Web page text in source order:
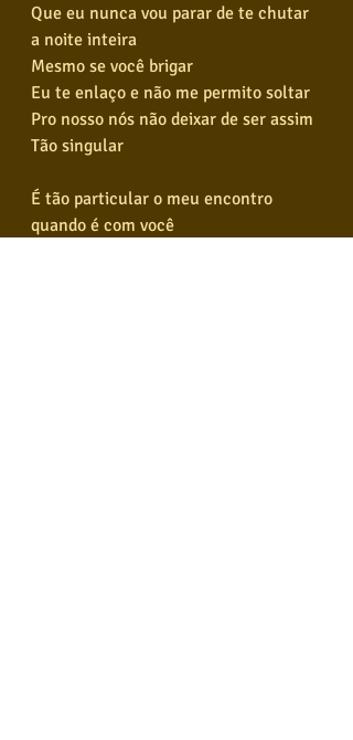
Que eu nunca vou parar de te chutar
a noite inteira
Mesmo se você brigar
Eu te enlaço e não me permito soltar
Pro nosso nós não deixar de ser assim
Tão singular
É tão particular o meu encontro
quando é com você